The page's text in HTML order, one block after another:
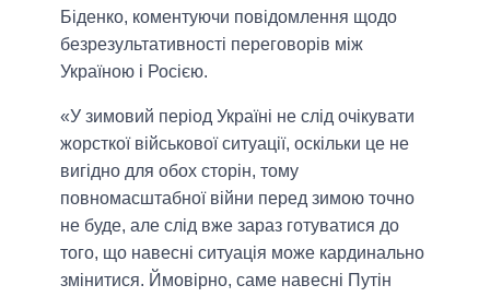
Біденко, коментуючи повідомлення щодо
безрезультативності переговорів між
Україною і Росією.
«У зимовий період Україні не слід очікувати
жорсткої військової ситуації, оскільки це не
вигідно для обох сторін, тому
повномасштабної війни перед зимою точно
не буде, але слід вже зараз готуватися до
того, що навесні ситуація може кардинально
змінитися. Ймовірно, саме навесні Путін